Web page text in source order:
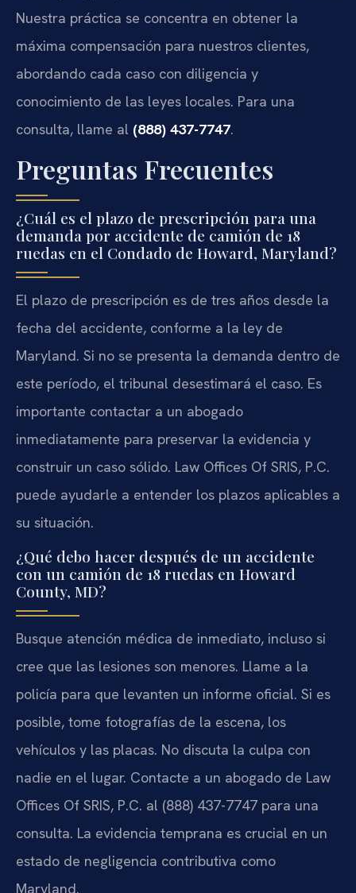
Nuestra práctica se concentra en obtener la
máxima compensación para nuestros clientes,
abordando cada caso con diligencia y
conocimiento de las leyes locales. Para una
consulta, llame al (888) 437-7747.
Preguntas Frecuentes
¿Cuál es el plazo de prescripción para una
demanda por accidente de camión de 18
ruedas en el Condado de Howard, Maryland?
El plazo de prescripción es de tres años desde la
fecha del accidente, conforme a la ley de
Maryland. Si no se presenta la demanda dentro de
este período, el tribunal desestimará el caso. Es
importante contactar a un abogado
inmediatamente para preservar la evidencia y
construir un caso sólido. Law Offices Of SRIS, P.C.
puede ayudarle a entender los plazos aplicables a
su situación.
¿Qué debo hacer después de un accidente
con un camión de 18 ruedas en Howard
County, MD?
Busque atención médica de inmediato, incluso si
cree que las lesiones son menores. Llame a la
policía para que levanten un informe oficial. Si es
posible, tome fotografías de la escena, los
vehículos y las placas. No discuta la culpa con
nadie en el lugar. Contacte a un abogado de Law
Offices Of SRIS, P.C. al (888) 437-7747 para una
consulta. La evidencia temprana es crucial en un
estado de negligencia contributiva como
Maryland.